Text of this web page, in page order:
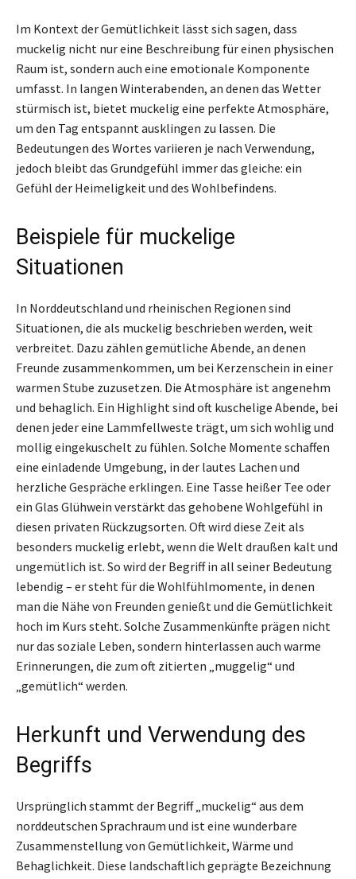
Im Kontext der Gemütlichkeit lässt sich sagen, dass
muckelig nicht nur eine Beschreibung für einen physischen
Raum ist, sondern auch eine emotionale Komponente
umfasst. In langen Winterabenden, an denen das Wetter
stürmisch ist, bietet muckelig eine perfekte Atmosphäre,
um den Tag entspannt ausklingen zu lassen. Die
Bedeutungen des Wortes variieren je nach Verwendung,
jedoch bleibt das Grundgefühl immer das gleiche: ein
Gefühl der Heimeligkeit und des Wohlbefindens.
Beispiele für muckelige
Situationen
In Norddeutschland und rheinischen Regionen sind
Situationen, die als muckelig beschrieben werden, weit
verbreitet. Dazu zählen gemütliche Abende, an denen
Freunde zusammenkommen, um bei Kerzenschein in einer
warmen Stube zuzusetzen. Die Atmosphäre ist angenehm
und behaglich. Ein Highlight sind oft kuschelige Abende, bei
denen jeder eine Lammfellweste trägt, um sich wohlig und
mollig eingekuschelt zu fühlen. Solche Momente schaffen
eine einladende Umgebung, in der lautes Lachen und
herzliche Gespräche erklingen. Eine Tasse heißer Tee oder
ein Glas Glühwein verstärkt das gehobene Wohlgefühl in
diesen privaten Rückzugsorten. Oft wird diese Zeit als
besonders muckelig erlebt, wenn die Welt draußen kalt und
ungemütlich ist. So wird der Begriff in all seiner Bedeutung
lebendig – er steht für die Wohlfühlmomente, in denen
man die Nähe von Freunden genießt und die Gemütlichkeit
hoch im Kurs steht. Solche Zusammenkünfte prägen nicht
nur das soziale Leben, sondern hinterlassen auch warme
Erinnerungen, die zum oft zitierten „muggelig“ und
„gemütlich“ werden.
Herkunft und Verwendung des
Begriffs
Ursprünglich stammt der Begriff „muckelig“ aus dem
norddeutschen Sprachraum und ist eine wunderbare
Zusammenstellung von Gemütlichkeit, Wärme und
Behaglichkeit. Diese landschaftlich geprägte Bezeichnung